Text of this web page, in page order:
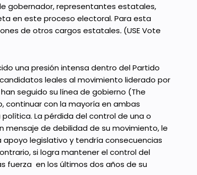
gobernador, representantes estatales,
en este proceso electoral. Para esta
de otros cargos estatales. (USE Vote
una presión intensa dentro del Partido
leales al movimiento liderado por
seguido su línea de gobierno (The
continuar con la mayoría en ambas
La pérdida del control de una o
mensaje de debilidad de su movimiento, le
legislativo y tendría consecuencias
si logra mantener el control del
fuerza en los últimos dos años de su